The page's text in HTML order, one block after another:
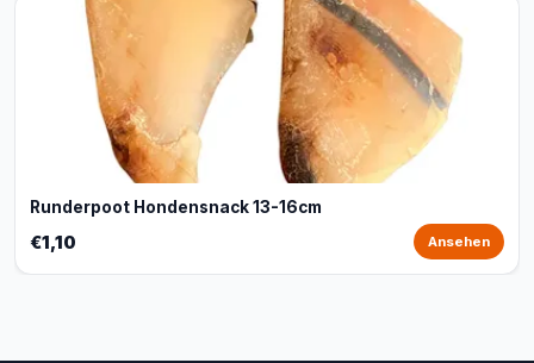
Runderpoot Hondensnack 13-16cm
€1,10 Ansehen